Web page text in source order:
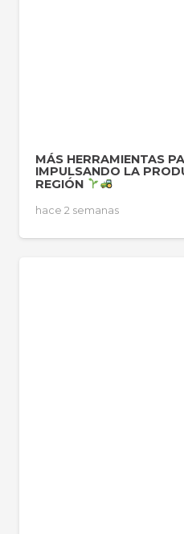
MÁS HERRAMIENTAS
IMPULSANDO LA
REGIÓN
hace 2 semanas